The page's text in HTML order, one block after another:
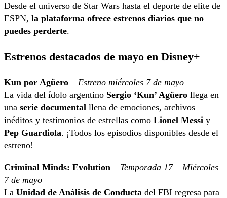
Desde el universo de Star Wars hasta el deporte de elite de
ESPN, la plataforma ofrece estrenos diarios que no
puedes perderte.
Estrenos destacados de mayo en Disney+
Kun por Agüero – Estreno miércoles 7 de mayo
La vida del ídolo argentino Sergio ‘Kun’ Agüero llega en
una serie documental llena de emociones, archivos
inéditos y testimonios de estrellas como Lionel Messi y
Pep Guardiola. ¡Todos los episodios disponibles desde el
estreno!
Criminal Minds: Evolution – Temporada 17 – Miércoles
7 de mayo
La Unidad de Análisis de Conducta del FBI regresa para